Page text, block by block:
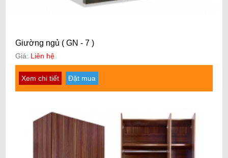
Giường ngủ ( GN - 7 )
Giá: Liên hệ
Xem chi tiết Đặt mua